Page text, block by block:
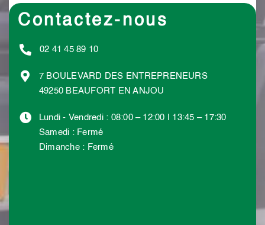
Contactez-nous
02 41 45 89 10
7 BOULEVARD DES ENTREPRENEURS
49250 BEAUFORT EN ANJOU
Lundi - Vendredi : 08:00 – 12:00 | 13:45 – 17:30
Samedi : Fermé
Dimanche : Fermé